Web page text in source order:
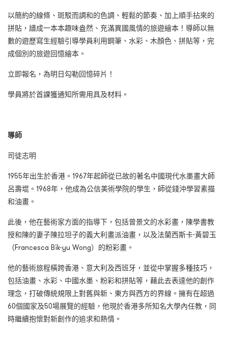
以簡約的線條、斑駁而調和的色調、輕鬆的節奏、加上順手拈來的
拼貼，譜成一本本趣味盎然、充滿異國風情的旅遊繪本！導師以無
數的遊歷寫生經驗引導學員利用鋼筆、水彩、木顏色、拼貼等，完
成個別的旅遊回憶繪本。
立即報名，為明日勾勒回憶碎片！
學員將於首課獲通知所需用具及材料。
導師
司徒志明
1955年出生於香港。1967年起師從已故的著名中國現代水墨畫大師
呂壽堒。1968年，他成為公信美術學院的學生，師從錢沖學習素描
和油畫。
此後，他在藝術家方面的指導下，包括曾景文的水彩畫，陳學書教
授和陳的妻子陳拉坦子的義大利畫派油畫，以及法蘭西斯卡·黃碧玉
（Francesca Bik-yu Wong）的粉彩畫。
他的藝術旅程橫跨香港、意大利及西班牙，並從中掌握多種技巧，
包括油畫、水彩、中國水墨、粉彩和拼貼等，藉此去表達他的創作
理念，打破傳統規限上對舊與新、東方與西方的界線。擁有在超過
60個國家及50場展覽的經驗，他現於香港多所知名大學內任教，同
時繼續抱懷對新創作的追求和熱情。